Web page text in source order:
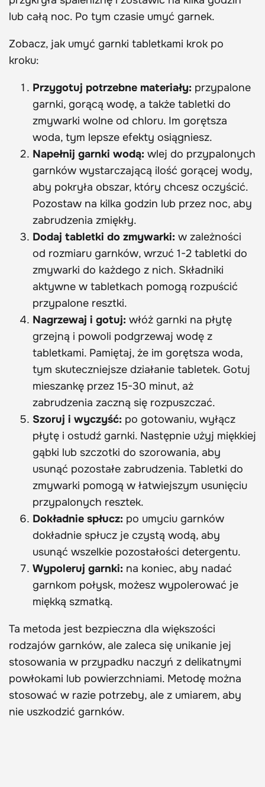
lub całą noc. Po tym czasie umyć garnek.
Zobacz, jak umyć garnki tabletkami krok po
kroku:
Przygotuj potrzebne materiały: przypalone
garnki, gorącą wodę, a także tabletki do
zmywarki wolne od chloru. Im gorętsza
woda, tym lepsze efekty osiągniesz.
Napełnij garnki wodą: wlej do przypalonych
garnków wystarczającą ilość gorącej wody,
aby pokryła obszar, który chcesz oczyścić.
Pozostaw na kilka godzin lub przez noc, aby
zabrudzenia zmiękły.
Dodaj tabletki do zmywarki: w zależności
od rozmiaru garnków, wrzuć 1-2 tabletki do
zmywarki do każdego z nich. Składniki
aktywne w tabletkach pomogą rozpuścić
przypalone resztki.
Nagrzewaj i gotuj: włóż garnki na płytę
grzejną i powoli podgrzewaj wodę z
tabletkami. Pamiętaj, że im gorętsza woda,
tym skuteczniejsze działanie tabletek. Gotuj
mieszankę przez 15-30 minut, aż
zabrudzenia zaczną się rozpuszczać.
Szoruj i wyczyść: po gotowaniu, wyłącz
płytę i ostudź garnki. Następnie użyj miękkiej
gąbki lub szczotki do szorowania, aby
usunąć pozostałe zabrudzenia. Tabletki do
zmywarki pomogą w łatwiejszym usunięciu
przypalonych resztek.
Dokładnie spłucz: po umyciu garnków
dokładnie spłucz je czystą wodą, aby
usunąć wszelkie pozostałości detergentu.
Wypoleruj garnki: na koniec, aby nadać
garnkom połysk, możesz wypolerować je
miękką szmatką.
Ta metoda jest bezpieczna dla większości
rodzajów garnków, ale zaleca się unikanie jej
stosowania w przypadku naczyń z delikatnymi
powłokami lub powierzchniami. Metodę można
stosować w razie potrzeby, ale z umiarem, aby
nie uszkodzić garnków.